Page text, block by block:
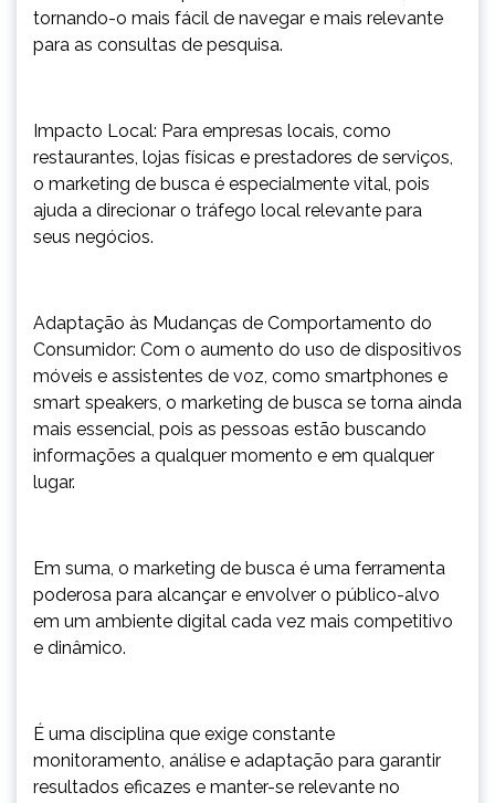
tornando-o mais fácil de navegar e mais relevante
para as consultas de pesquisa.
Impacto Local: Para empresas locais, como
restaurantes, lojas físicas e prestadores de serviços,
o marketing de busca é especialmente vital, pois
ajuda a direcionar o tráfego local relevante para
seus negócios.
Adaptação às Mudanças de Comportamento do
Consumidor: Com o aumento do uso de dispositivos
móveis e assistentes de voz, como smartphones e
smart speakers, o marketing de busca se torna ainda
mais essencial, pois as pessoas estão buscando
informações a qualquer momento e em qualquer
lugar.
Em suma, o marketing de busca é uma ferramenta
poderosa para alcançar e envolver o público-alvo
em um ambiente digital cada vez mais competitivo
e dinâmico.
É uma disciplina que exige constante
monitoramento, análise e adaptação para garantir
resultados eficazes e manter-se relevante no